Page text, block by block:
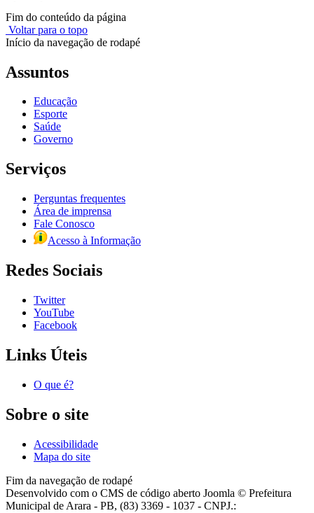
Fim do conteúdo da página
Voltar para o topo
Início da navegação de rodapé
Assuntos
Educação
Esporte
Saúde
Governo
Serviços
Perguntas frequentes
Área de imprensa
Fale Conosco
Acesso à Informação
Redes Sociais
Twitter
YouTube
Facebook
Links Úteis
O que é?
Sobre o site
Acessibilidade
Mapa do site
Fim da navegação de rodapé
Desenvolvido com o CMS de código aberto Joomla © Prefeitura
Municipal de Arara - PB, (83) 3369 - 1037 - CNPJ.: